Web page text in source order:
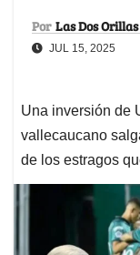
Por Las Dos Orillas
JUL 15, 2025
Una inversión de
vallecaucano
de los estragos